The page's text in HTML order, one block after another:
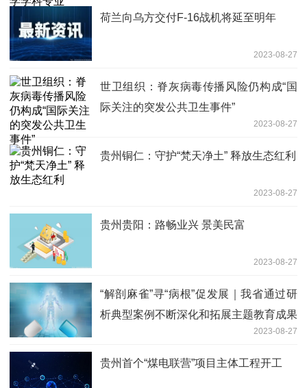
荷兰向乌方交付F-16战机将延至明年
2023-08-27
世卫组织：脊灰病毒传播风险仍构成“国
际关注的突发公共卫生事件”
2023-08-27
贵州铜仁：守护“梵天净土” 释放生态红利
2023-08-27
贵州贵阳：路畅业兴 景美民富
2023-08-27
“解剖麻雀”寻“病根”促发展｜我省通过研
析典型案例不断深化和拓展主题教育成果
2023-08-27
贵州首个“煤电联营”项目主体工程开工